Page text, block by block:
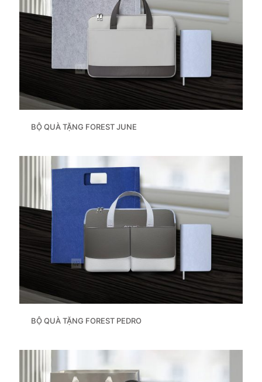
BỘ QUÀ TẶNG FOREST JUNE
BỘ QUÀ TẶNG FOREST PEDRO